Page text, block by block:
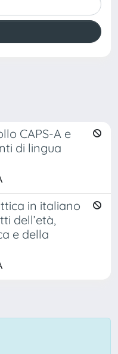
CAPS-A e
di lingua
in italiano
dell’età,
e della